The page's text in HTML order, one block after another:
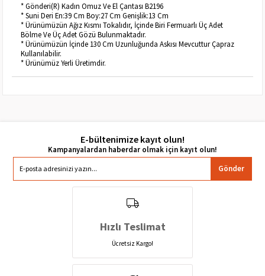
* Gönderi(R) Kadın Omuz Ve El Çantası B2196
* Suni Deri En:39 Cm Boy:27 Cm Genişlik:13 Cm
* Ürünümüzün Ağız Kısmı Tokalıdır, İçinde Biri Fermuarlı Üç Adet
Bölme Ve Üç Adet Gözü Bulunmaktadır.
* Ürünümüzün İçinde 130 Cm Uzunluğunda Askısı Mevcuttur Çapraz
Kullanılabilir.
* Ürünümüz Yerli Üretimdir.
E-bültenimize kayıt olun!
Gönder
Hızlı Teslimat
Ücretsiz Kargo!